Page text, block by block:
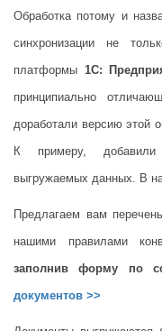
Обработка потому и
синхронизации не
платформы 1С:
принципиально
доработали версию этой
К примеру, добавили
выгружаемых данных. В
Предлагаем вам
нашими правилами
заполнив форму по
документов >>